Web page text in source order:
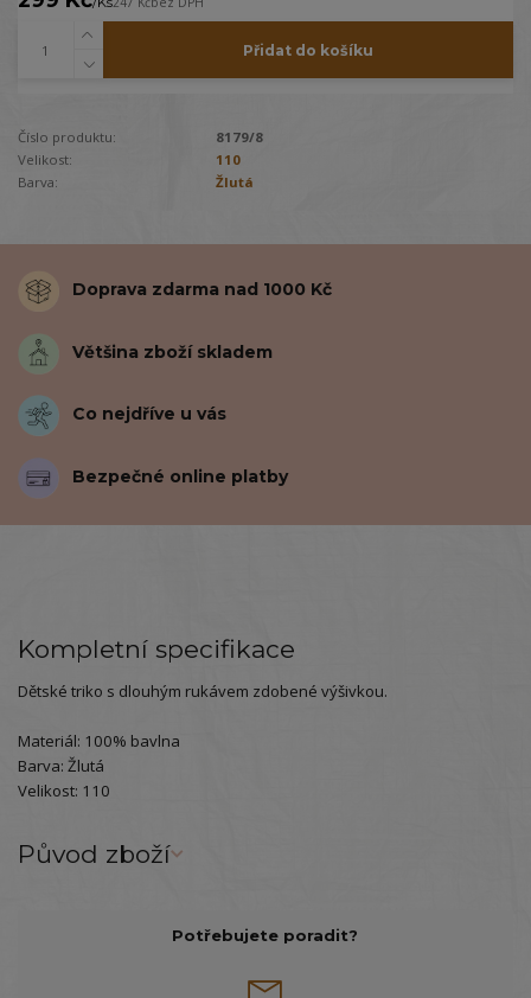
Přidat do košíku
Číslo produktu:
8179/8
Velikost:
110
Barva:
Žlutá
Doprava zdarma nad 1000 Kč
Většina zboží skladem
Co nejdříve u vás
Bezpečné online platby
Kompletní specifikace
Dětské triko s dlouhým rukávem zdobené výšivkou.
Materiál: 100% bavlna
Barva: Žlutá
Velikost: 110
Původ zboží
Potřebujete poradit?